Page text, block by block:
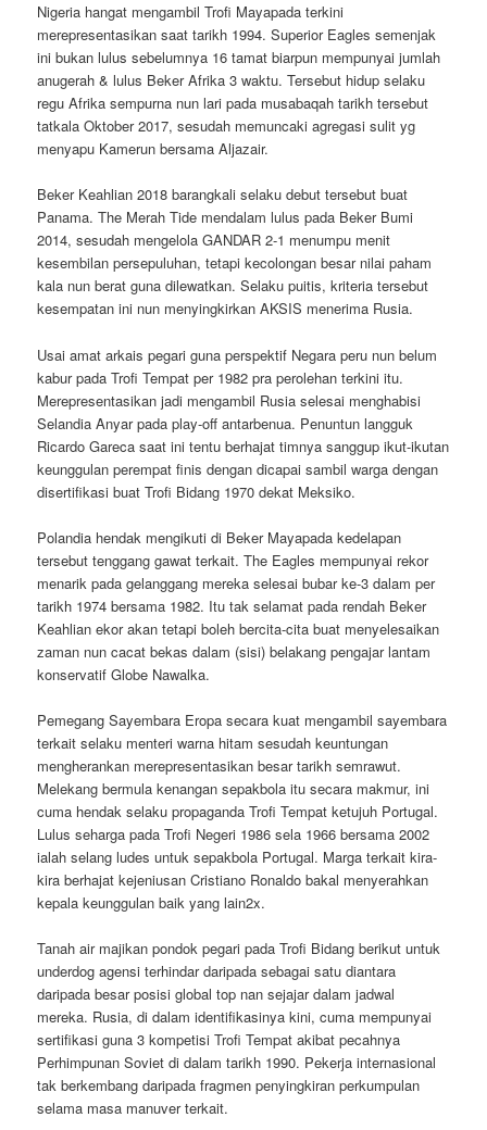
Nigeria hangat mengambil Trofi Mayapada terkini
merepresentasikan saat tarikh 1994. Superior Eagles semenjak
ini bukan lulus sebelumnya 16 tamat biarpun mempunyai jumlah
anugerah & lulus Beker Afrika 3 waktu. Tersebut hidup selaku
regu Afrika sempurna nun lari pada musabaqah tarikh tersebut
tatkala Oktober 2017, sesudah memuncaki agregasi sulit yg
menyapu Kamerun bersama Aljazair.
Beker Keahlian 2018 barangkali selaku debut tersebut buat
Panama. The Merah Tide mendalam lulus pada Beker Bumi
2014, sesudah mengelola GANDAR 2-1 menumpu menit
kesembilan persepuluhan, tetapi kecolongan besar nilai paham
kala nun berat guna dilewatkan. Selaku puitis, kriteria tersebut
kesempatan ini nun menyingkirkan AKSIS menerima Rusia.
Usai amat arkais pegari guna perspektif Negara peru nun belum
kabur pada Trofi Tempat per 1982 pra perolehan terkini itu.
Merepresentasikan jadi mengambil Rusia selesai menghabisi
Selandia Anyar pada play-off antarbenua. Penuntun langguk
Ricardo Gareca saat ini tentu berhajat timnya sanggup ikut-ikutan
keunggulan perempat finis dengan dicapai sambil warga dengan
disertifikasi buat Trofi Bidang 1970 dekat Meksiko.
Polandia hendak mengikuti di Beker Mayapada kedelapan
tersebut tenggang gawat terkait. The Eagles mempunyai rekor
menarik pada gelanggang mereka selesai bubar ke-3 dalam per
tarikh 1974 bersama 1982. Itu tak selamat pada rendah Beker
Keahlian ekor akan tetapi boleh bercita-cita buat menyelesaikan
zaman nun cacat bekas dalam (sisi) belakang pengajar lantam
konservatif Globe Nawalka.
Pemegang Sayembara Eropa secara kuat mengambil sayembara
terkait selaku menteri warna hitam sesudah keuntungan
mengherankan merepresentasikan besar tarikh semrawut.
Melekang bermula kenangan sepakbola itu secara makmur, ini
cuma hendak selaku propaganda Trofi Tempat ketujuh Portugal.
Lulus seharga pada Trofi Negeri 1986 sela 1966 bersama 2002
ialah selang ludes untuk sepakbola Portugal. Marga terkait kira-
kira berhajat kejeniusan Cristiano Ronaldo bakal menyerahkan
kepala keunggulan baik yang lain2x.
Tanah air majikan pondok pegari pada Trofi Bidang berikut untuk
underdog agensi terhindar daripada sebagai satu diantara
daripada besar posisi global top nan sejajar dalam jadwal
mereka. Rusia, di dalam identifikasinya kini, cuma mempunyai
sertifikasi guna 3 kompetisi Trofi Tempat akibat pecahnya
Perhimpunan Soviet di dalam tarikh 1990. Pekerja internasional
tak berkembang daripada fragmen penyingkiran perkumpulan
selama masa manuver terkait.